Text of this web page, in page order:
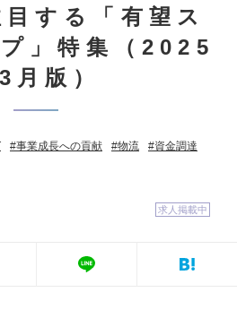
する「有望ス
」特集（2025
月版）
事業成長への貢献 物流
資金調達
求人掲載中